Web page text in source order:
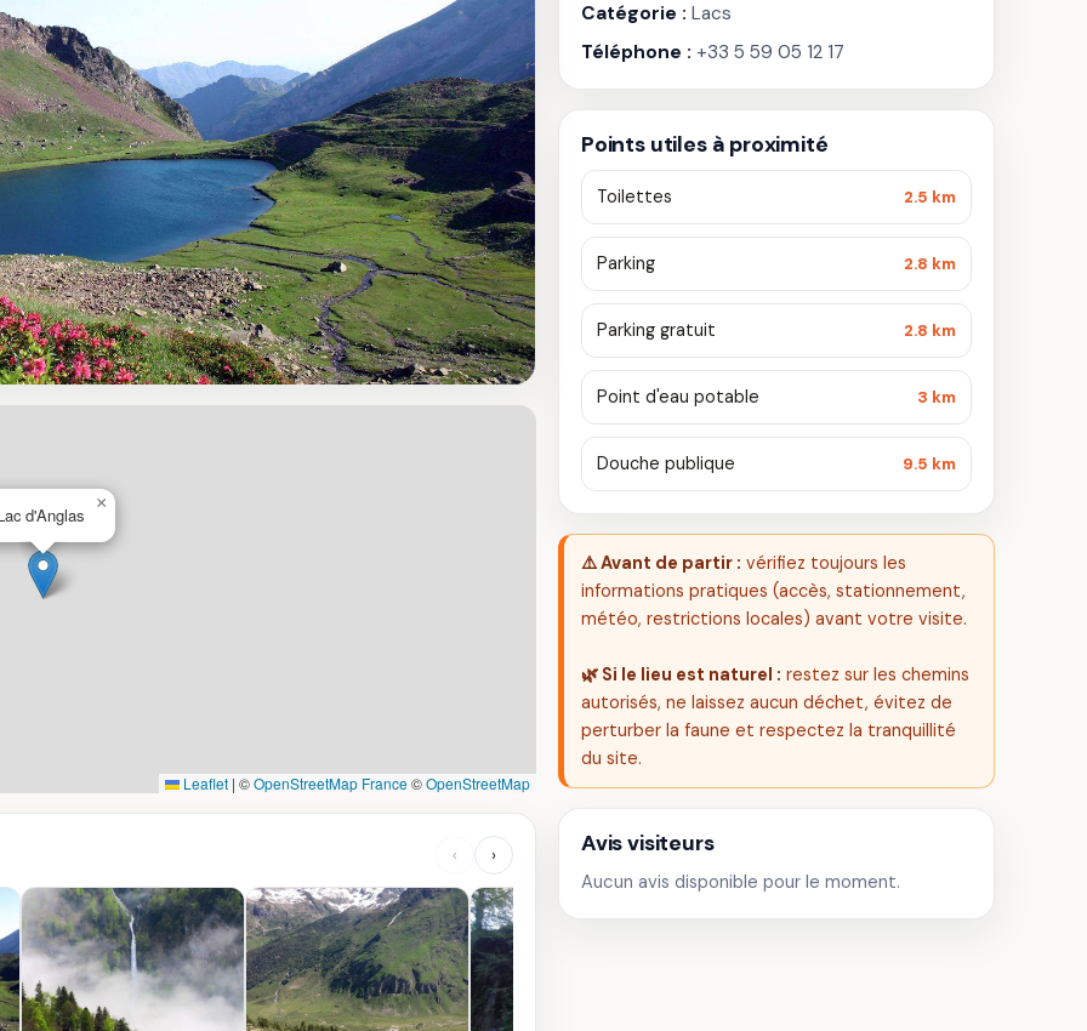
d'Anglas
×
Leaflet | ©OpenStreetMap France©OpenStreetMap
‹ ›
Catégorie : Lacs
Téléphone : +33 5 59 05 12 17
Points utiles à proximité
Toilettes 2.5 km
Parking 2.8 km
Parking gratuit 2.8 km
Point d'eau potable 3 km
Douche publique 9.5 km
⚠️ Avant de partir : vérifiez toujours les
informations pratiques (accès, stationnement,
météo, restrictions locales) avant votre visite.
🌿 Si le lieu est naturel : restez sur les chemins
autorisés, ne laissez aucun déchet, évitez de
perturber la faune et respectez la tranquillité
du site.
Avis visiteurs
Aucun avis disponible pour le moment.